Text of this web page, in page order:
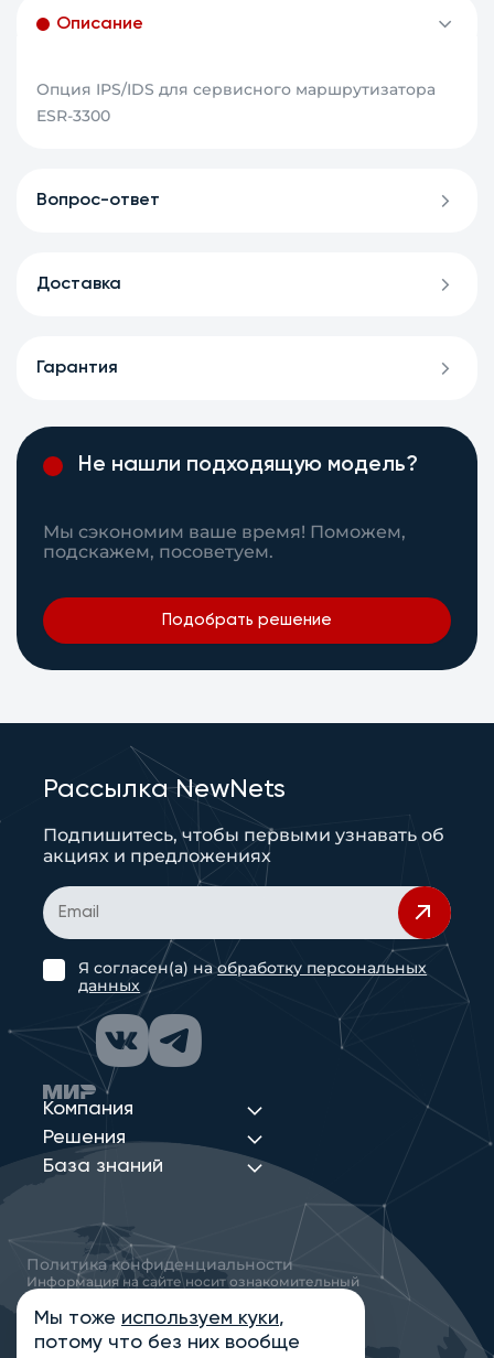
Описание
Опция IPS/IDS для сервисного маршрутизатора
ESR-3300
Вопрос-ответ
Доставка
Гарантия
Не нашли подходящую модель?
Мы сэкономим ваше время! Поможем,
подскажем, посоветуем.
Подобрать решение
Компания
Решения
База знаний
Рассылка NewNets
Подпишитесь, чтобы первыми узнавать об
акциях и предложениях
Я согласен(а) наобработку персональных
данных
Политика конфиденциальности
Информация на сайте носит ознакомительный
характер и не является публичной офертой,
определяемой положениями статьи 437
Гражданского кодекса РФ
Мы тоже используем куки,
потому что без них вообще